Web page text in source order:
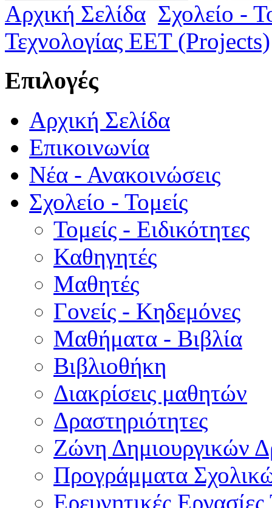
Αρχική Σελίδα Σχολείο -
Τεχνολογίας ΕΕΤ (Projects)
Επιλογές
Αρχική Σελίδα
Επικοινωνία
Νέα - Ανακοινώσεις
Σχολείο - Τομείς
Τομείς - Ειδικότητες
Καθηγητές
Μαθητές
Γονείς - Κηδεμόνες
Μαθήματα - Βιβλία
Βιβλιοθήκη
Διακρίσεις μαθητών
Δραστηριότητες
Ζώνη Δημιουργικών
Προγράμματα
Ερευνητικές